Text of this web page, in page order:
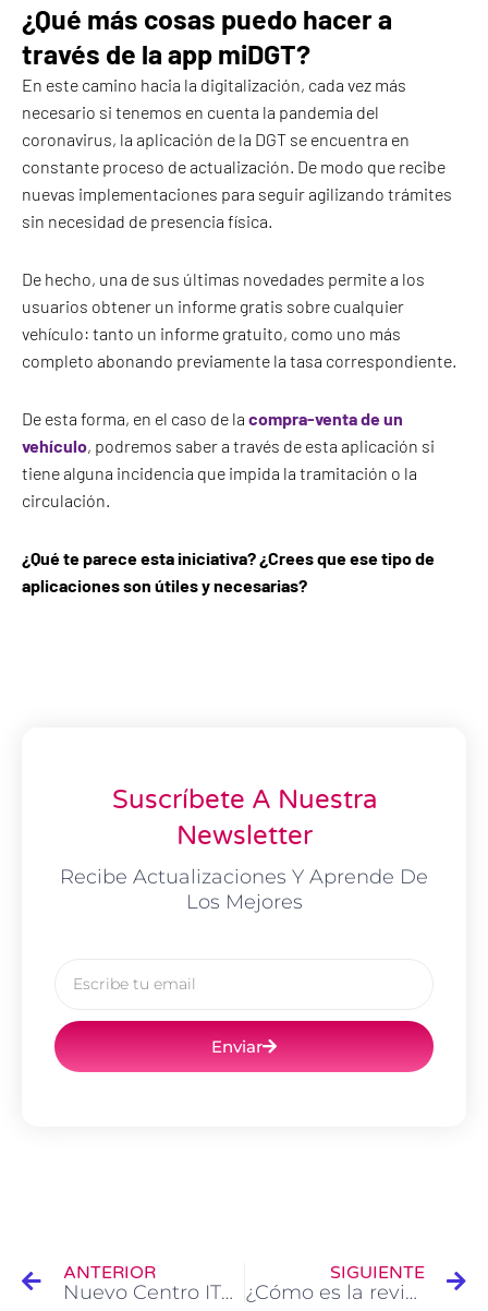
¿Qué más cosas puedo hacer a
través de la app miDGT?
En este camino hacia la digitalización, cada vez más
necesario si tenemos en cuenta la pandemia del
coronavirus, la aplicación de la DGT se encuentra en
constante proceso de actualización. De modo que recibe
nuevas implementaciones para seguir agilizando trámites
sin necesidad de presencia física.
De hecho, una de sus últimas novedades permite a los
usuarios obtener un informe gratis sobre cualquier
vehículo: tanto un informe gratuito, como uno más
completo abonando previamente la tasa correspondiente.
De esta forma, en el caso de la compra-venta de un
vehículo, podremos saber a través de esta aplicación si
tiene alguna incidencia que impida la tramitación o la
circulación.
¿Qué te parece esta iniciativa? ¿Crees que ese tipo de
aplicaciones son útiles y necesarias?
Suscríbete A Nuestra
Newsletter
Recibe Actualizaciones Y Aprende De
Los Mejores
Enviar
ANTERIOR
Nuevo Centro ITV en Comarca de Campo de Montiel
SIGUIENTE
¿Cómo es la revisión de las luces o alumbrado?